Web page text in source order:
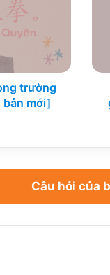
trường
bản mới]
mời
viên
bản
mới]
Câu hỏi của